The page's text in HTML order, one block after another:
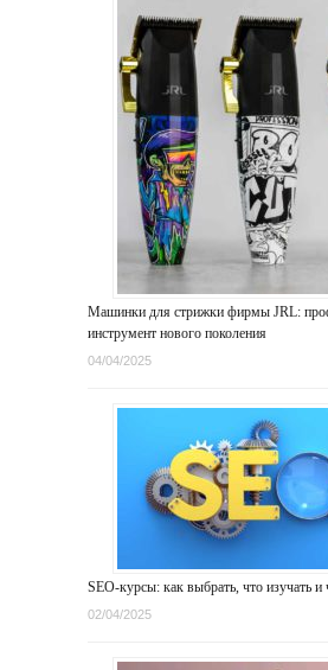
Машинки для стрижки фирмы JRL:
инструмент нового поколения
04/04/2025
SEO-курсы: как выбрать, что изучать и
02/04/2025